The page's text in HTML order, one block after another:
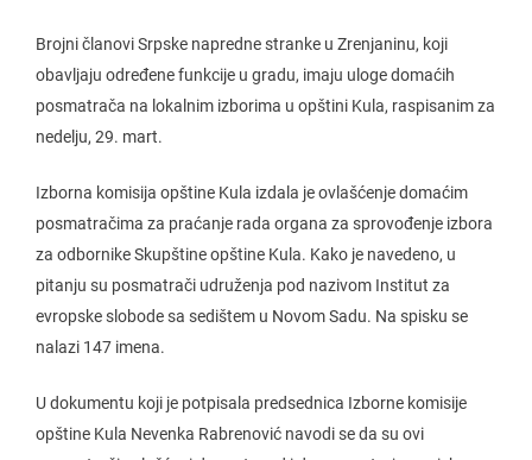
Brojni članovi Srpske napredne stranke u Zrenjaninu, koji
obavljaju određene funkcije u gradu, imaju uloge domaćih
posmatrača na lokalnim izborima u opštini Kula, raspisanim za
nedelju, 29. mart.
Izborna komisija opštine Kula izdala je ovlašćenje domaćim
posmatračima za praćanje rada organa za sprovođenje izbora
za odbornike Skupštine opštine Kula. Kako je navedeno, u
pitanju su posmatrači udruženja pod nazivom Institut za
evropske slobode sa sedištem u Novom Sadu. Na spisku se
nalazi 147 imena.
U dokumentu koji je potpisala predsednica Izborne komisije
opštine Kula Nevenka Rabrenović navodi se da su ovi